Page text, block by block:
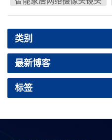
全面覆盖图像。云泰时代光学
来应对这些挑战：YT-3559P和
两款镜头均提供5mp、8mp高
能捕捉到清晰的细节。 2.低失
失真镜头提供了广阔的视野，
适用于多人会议场景。 3.先进
的自动对焦系统，确保会议中
出现在画面中。 4.优化的弱光
度传感器，结合HDR技术，摄
类别
最新博客
标签